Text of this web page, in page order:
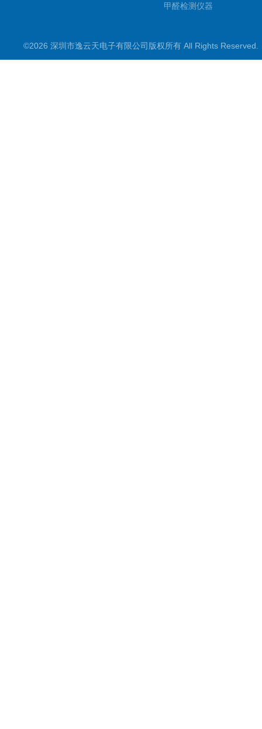
甲醛检测仪器
气体报警控制主机
©2026 深圳市逸云天电子有限公司版权所有 All Rights